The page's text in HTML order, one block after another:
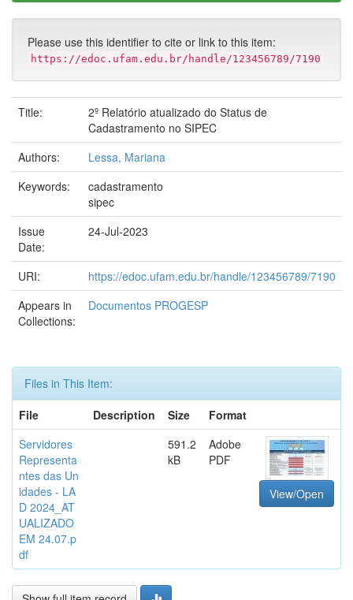
Please use this identifier to cite or link to this item:
https://edoc.ufam.edu.br/handle/123456789/7190
Title:
2º Relatório atualizado do Status de
Cadastramento no SIPEC
Authors:
Lessa, Mariana
Keywords:
cadastramento
sipec
Issue
Date:
24-Jul-2023
URI:
https://edoc.ufam.edu.br/handle/123456789/7190
Appears in
Collections:
Documentos PROGESP
Files in This Item:
File
Description Size
Format
Servidores
Representa
ntes das Un
idades - LA
D 2024_AT
UALIZADO
EM 24.07.p
df
591.2
kB
Adobe
PDF
View/Open